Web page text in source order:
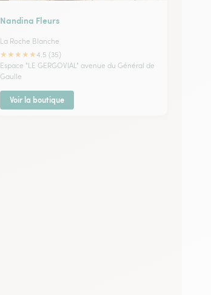
Nandina Fleurs
La Roche Blanche
★★★★★4.5 (35)
Espace "LE GERGOVIAL" avenue du Général de
Gaulle
Voir la boutique